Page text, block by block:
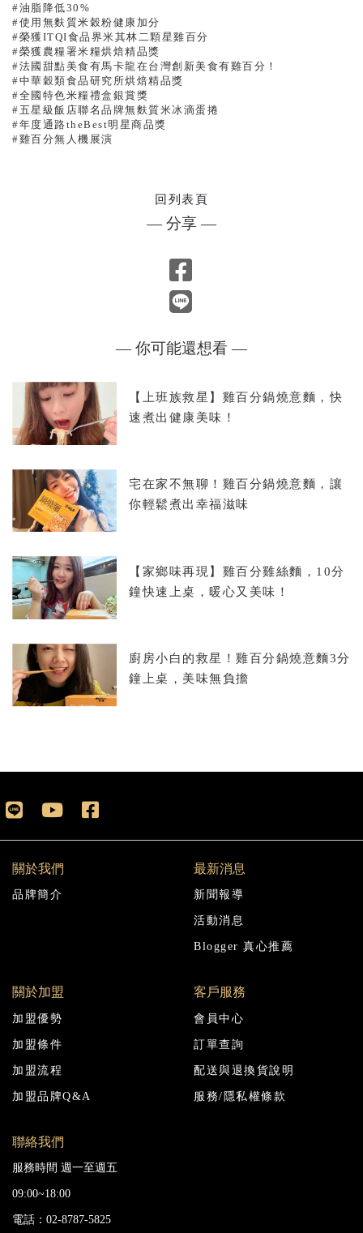
#油脂降低30%
#使用無麩質米穀粉健康加分
#榮獲ITQI食品界米其林二顆星雞百分
#榮獲農糧署米糧烘焙精品獎
#法國甜點美食有馬卡龍在台灣創新美食有雞百分！
#中華穀類食品研究所烘焙精品獎
#全國特色米糧禮盒銀賞獎
#五星級飯店聯名品牌無麩質米冰滴蛋捲
#年度通路theBest明星商品獎
#雞百分無人機展演
回列表頁
— 分享 —
— 你可能還想看 —
【上班族救星】雞百分鍋燒意麵，快
速煮出健康美味！
宅在家不無聊！雞百分鍋燒意麵，讓
你輕鬆煮出幸福滋味
【家鄉味再現】雞百分雞絲麵，10分
鐘快速上桌，暖心又美味！
廚房小白的救星！雞百分鍋燒意麵3分
鐘上桌，美味無負擔
關於我們
品牌簡介
最新消息
新聞報導
活動消息
Blogger 真心推薦
關於加盟
加盟優勢
加盟條件
加盟流程
加盟品牌Q&A
客戶服務
會員中心
訂單查詢
配送與退換貨說明
服務/隱私權條款
聯絡我們
服務時間 週一至週五
09:00~18:00
電話：02-8787-5825